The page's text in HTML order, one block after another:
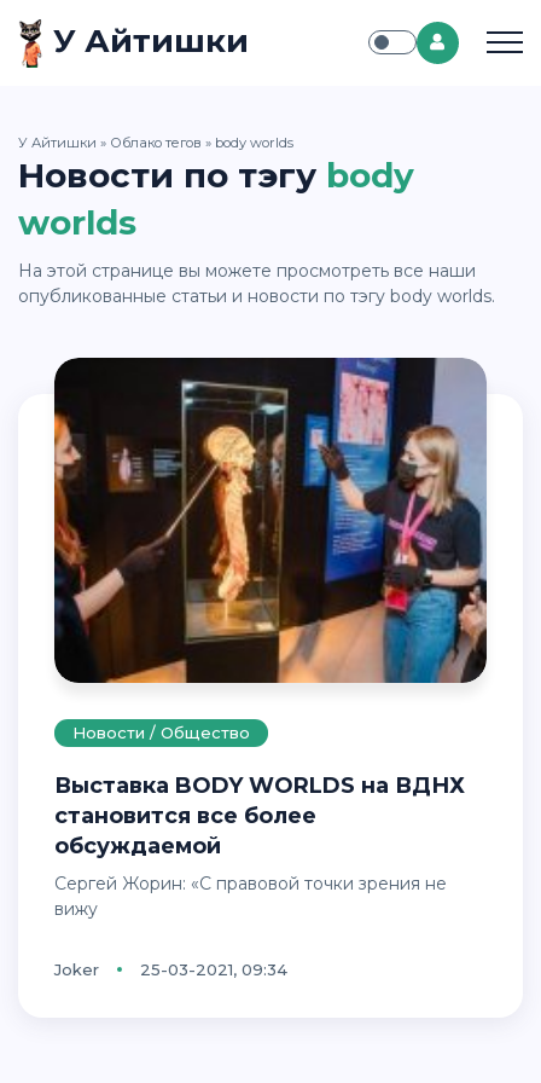
У Айтишки
У Айтишки » Облако тегов » body worlds
Новости по тэгу body
worlds
На этой странице вы можете просмотреть все наши
опубликованные статьи и новости по тэгу body worlds.
Новости / Общество
Выставка BODY WORLDS на ВДНХ
становится все более
обсуждаемой
Сергей Жорин: «С правовой точки зрения не
вижу
Joker 25-03-2021, 09:34